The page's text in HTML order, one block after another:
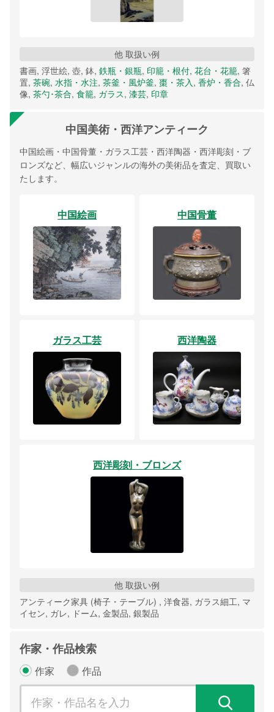
他 取扱い例
書画, 浮世絵, 壺, 鉢, 鉄瓶・銀瓶, 印籠・根付, 花台・花籠, 箸
置, 茶碗, 水指・水注, 茶釜・風炉釜, 棗・茶入, 香炉・香合, 仏
像, 茶勺･茶合, 食籠, ガラス, 漆芸, 印章
中国美術・西洋アンティーク
中国絵画・中国骨董・ガラス工芸・西洋陶器・西洋彫刻・ブ
ロンズなど、幅広いジャンルの海外の美術品を査定、買取い
たします。
中国絵画 中国骨董
ガラス工芸 西洋陶器
西洋彫刻・ブロンズ
他 取扱い例
アンティーク家具 (椅子・テーブル) , 洋食器, ガラス細工, マ
イセン, ガレ, ドーム, 金製品, 銀製品
作家・作品検索
作家 作品